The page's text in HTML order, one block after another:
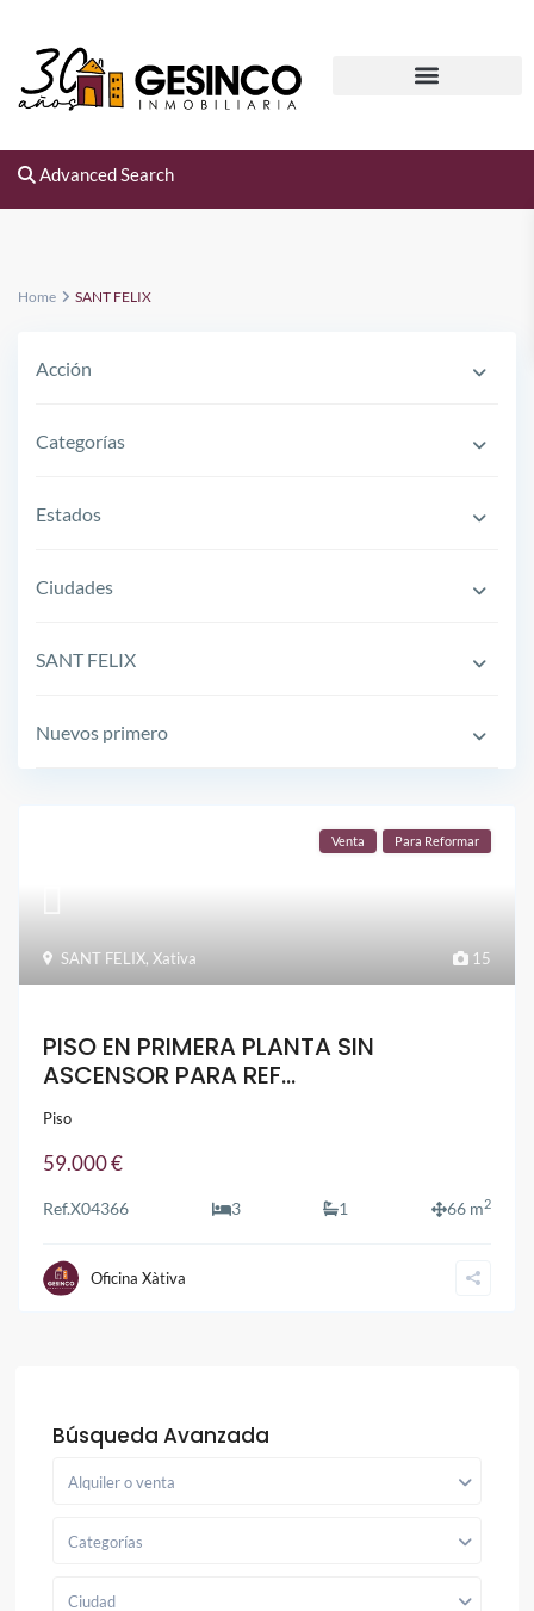
Advanced Search
Home SANT FELIX
Acción
Categorías
Estados
Ciudades
SANT FELIX
Nuevos primero
15
SANT FELIX,Xativa
Venta Para Reformar
PISO EN PRIMERA PLANTA SIN
ASCENSOR PARA REF...
Piso
59.000 €
Ref.X04366 3 1 66 m2
Oficina Xàtiva
Búsqueda Avanzada
Alquiler o venta
Categorías
Ciudad